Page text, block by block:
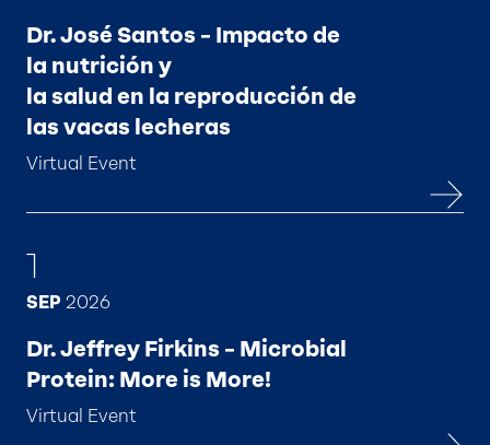
Dr. José Santos – Impacto de
la nutrición y
la salud en la reproducción de
las vacas lecheras
Virtual Event
1
SEP 2026
Dr. Jeffrey Firkins – Microbial
Protein: More is More!
Virtual Event